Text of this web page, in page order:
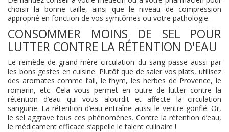
choisir la bonne taille, ainsi que le niveau de compression
approprié en fonction de vos symtômes ou votre pathologie.
CONSOMMER MOINS DE SEL POUR
LUTTER CONTRE LA RÉTENTION D'EAU
Le remède de grand-mère circulation du sang passe aussi par
les bons gestes en cuisine. Plutôt que de saler vos plats, utilisez
des aromates comme l’ail, le thym, les herbes de Provence, le
romarin, etc. Cela vous permet en outre de lutter contre la
rétention d’eau qui vous alourdit et affecte la circulation
sanguine. La rétention d’eau entraîne aussi le ventre gonflé. Or,
le sel aggrave tous ces phénomènes. Contre la rétention d’eau,
le médicament efficace s’appelle le talent culinaire !